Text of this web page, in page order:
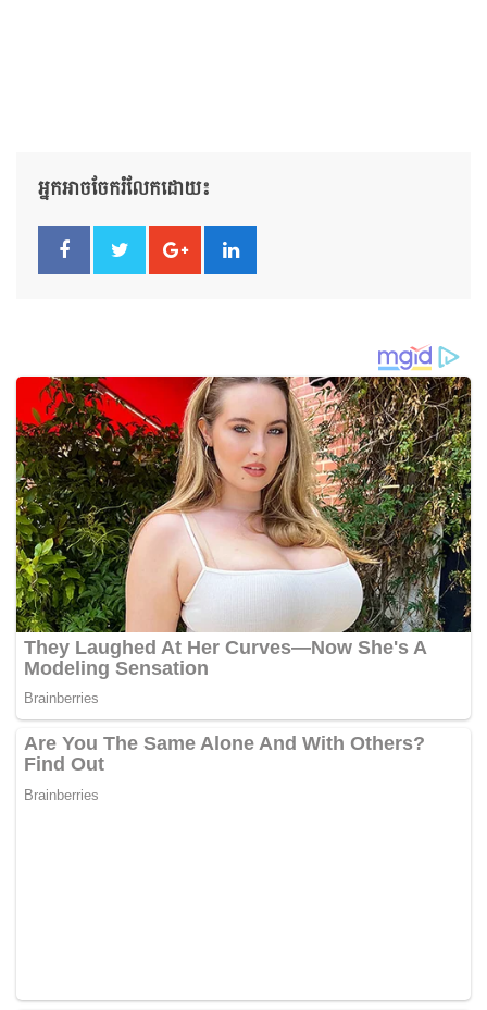
អ្នកអាចចែករំលែកដោយ៖